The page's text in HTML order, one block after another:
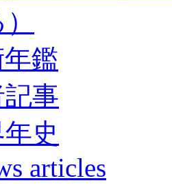
鑑
事
史
articles